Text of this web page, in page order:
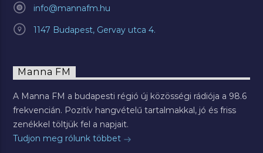
info@mannafm.hu
1147 Budapest, Gervay utca 4.
Manna FM
A Manna FM a budapesti régió új közösségi rádiója a 98.6
frekvencián. Pozitív hangvételű tartalmakkal, jó és friss
zenékkel töltjük fel a napjait.
Tudjon meg rólunk többet